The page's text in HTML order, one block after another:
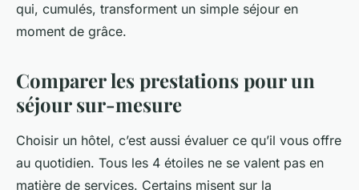
qui, cumulés, transforment un simple séjour en
moment de grâce.
Comparer les prestations pour un
séjour sur-mesure
Choisir un hôtel, c’est aussi évaluer ce qu’il vous offre
au quotidien. Tous les 4 étoiles ne se valent pas en
matière de services. Certains misent sur la